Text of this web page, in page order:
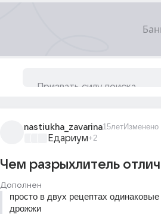
nastiukha_zavarina15летИзменено
Едариум+2
Чем разрыхлитель
Дополнен
просто в двух рецептах
дрожжи